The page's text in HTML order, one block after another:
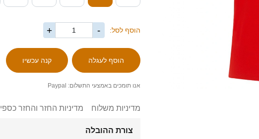
הוסף לסל: -
+
אנו תומכים באמצעי התשלום: Paypal
מדיניות משלוח מדיניות החזר והחזר כספי
צורת ההובלה